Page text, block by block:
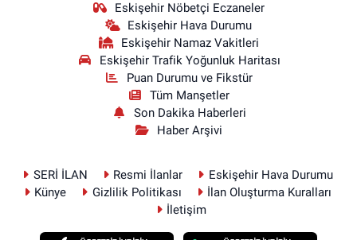
Eskişehir Nöbetçi Eczaneler
Eskişehir Hava Durumu
Eskişehir Namaz Vakitleri
Eskişehir Trafik Yoğunluk Haritası
Puan Durumu ve Fikstür
Tüm Manşetler
Son Dakika Haberleri
Haber Arşivi
SERİ İLAN Resmi İlanlar
Eskişehir Hava Durumu
Künye
Gizlilik Politikası
İlan Oluşturma Kuralları
İletişim